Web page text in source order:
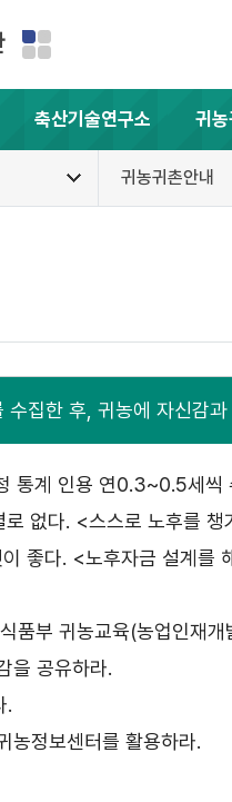
축산기술연구소 귀농
귀농귀촌안내
수집한 후, 귀농에 자신감
통계 인용 연0.3~0.5세씩
없다. <스스로 노후를 챙
좋다. <노후자금 설계를
품부 귀농교육(농업인재
을 공유하라.
.
농정보센터를 활용하라.